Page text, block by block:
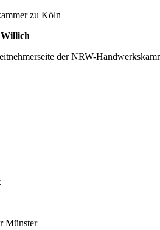
zu Köln
Willich
der NRW-
Münster